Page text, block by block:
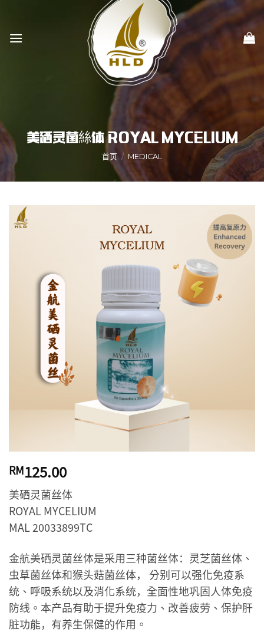
content
美硒灵菌絲体 ROYAL MYCELIUM
首页 / MEDICAL
RM125.00
美硒灵菌丝体
ROYAL MYCELIUM
MAL 20033899TC
金航美硒灵菌丝体是采用三种菌丝体：灵芝菌丝体、
虫草菌丝体和猴头菇菌丝体， 分别可以强化免疫系
统、呼吸系统以及消化系统，全面性地巩固人体免疫
防线。本产品有助于提升免疫力、改善疲劳、保护肝
脏功能，有养生保健的作用。